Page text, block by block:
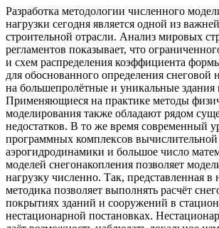
Разработка методологии численного
нагрузки сегодня является одной из
строительной отрасли. Анализ мировых
регламентов показывает, что
и схем распределения коэффициента
для обоснованного определения снеговой
на большепролётные и уникальные здания
Применяющиеся на практике методы
моделирования также обладают рядом
недостатков. В то же время современный
программных комплексов вычислительной
аэрогидродинамики и большое число
моделей снегонакопления позволяет
нагрузку численно. Так, представленная в
методика позволяет выполнять расчёт
покрытиях зданий и сооружений в
нестационарной постановках.